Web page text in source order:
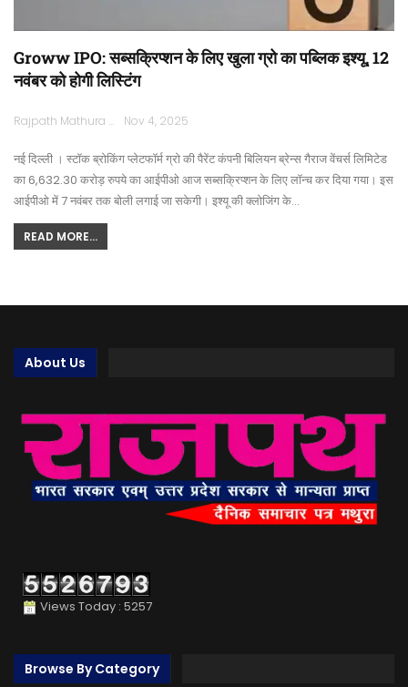
Groww IPO: सब्सक्रिप्शन के लिए खुला ग्रो का पब्लिक इश्यू, 12
नवंबर को होगी लिस्टिंग
Rajpath Mathura Nov 4, 2025
नई दिल्ली । स्टॉक ब्रोकिंग प्लेटफॉर्म ग्रो की पैरेंट कंपनी बिलियन ब्रेन्स गैराज वेंचर्स लिमिटेड
का 6,632.30 करोड़ रुपये का आईपीओ आज सब्सक्रिप्शन के लिए लॉन्च कर दिया गया। इस
आईपीओ में 7 नवंबर तक बोली लगाई जा सकेगी। इश्यू की क्लोजिंग के…
READ MORE...
About Us
Views Today : 5257
Browse By Category